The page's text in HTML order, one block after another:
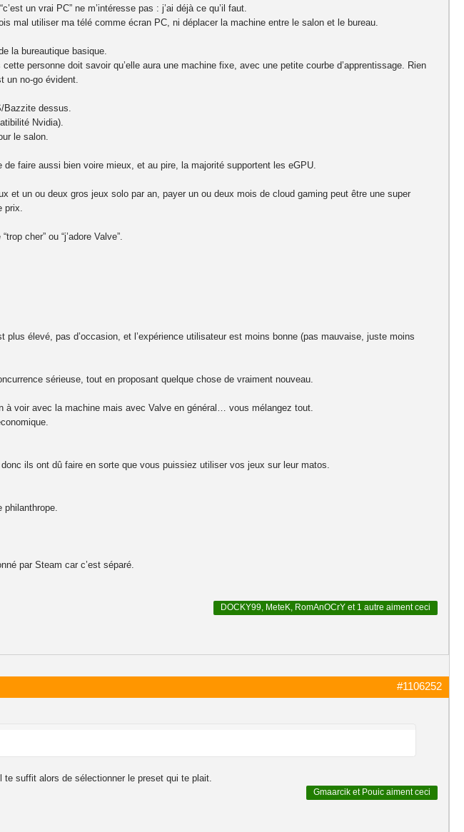
un vrai PC” ne m’intéresse pas : j’ai déjà ce qu’il faut.
mal utiliser ma télé comme écran PC, ni déplacer la machine entre le salon et le bureau.
la bureautique basique.
personne doit savoir qu’elle aura une machine fixe, avec une petite courbe d’apprentissage. Rien
un no-go évident.
Bazzite dessus.
Nvidia).
le salon.
faire aussi bien voire mieux, et au pire, la majorité supportent les eGPU.
et un ou deux gros jeux solo par an, payer un ou deux mois de cloud gaming peut être une super
prix.
cher” ou “j’adore Valve”.
élevé, pas d’occasion, et l’expérience utilisateur est moins bonne (pas mauvaise, juste moins
sérieuse, tout en proposant quelque chose de vraiment nouveau.
à voir avec la machine mais avec Valve en général… vous mélangez tout.
ils ont dû faire en sorte que vous puissiez utiliser vos jeux sur leur matos.
philanthrope.
par Steam car c’est séparé.
DOCKY99, MeteK, RomAnOCrY et 1 autre aiment ceci
#1106252
suffit alors de sélectionner le preset qui te plait.
Gmaarcik et Pouic aiment ceci